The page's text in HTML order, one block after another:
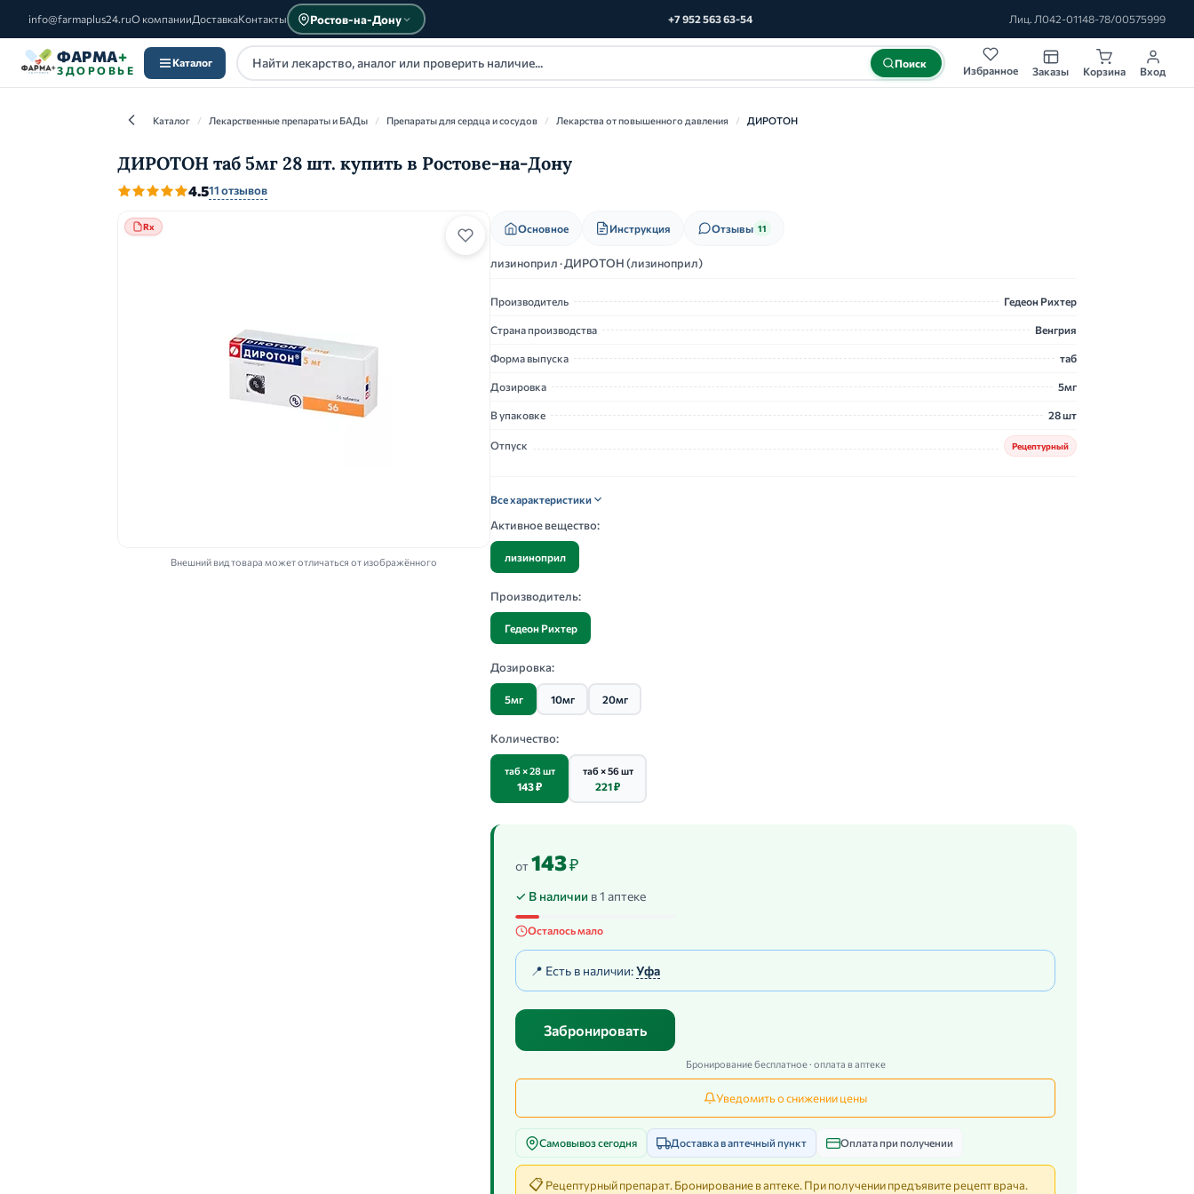
info@farmaplus24.ruО компанииДоставкаКонтакты Ростов-на-Дону +7 952 563 63-54 Лиц. Л042-01148-78/00575999
ФАРМА+
ЗДОРОВЬЕ
Каталог Поиск
Избранное Заказы Корзина Вход
Каталог / Лекарственные препараты и БАДы / Препараты для сердца и сосудов / Лекарства от повышенного давления / ДИРОТОН
ДИРОТОН таб 5мг 28 шт. купить в Ростове-на-Дону
4.511 отзывов
Rx
Внешний вид товара может отличаться от изображённого
Основное Инструкция Отзывы 11
лизиноприл · ДИРОТОН (лизиноприл)
Производитель Гедеон Рихтер
Страна производства Венгрия
Форма выпуска таб
Дозировка 5мг
В упаковке 28 шт
Отпуск Рецептурный
Все характеристики
Активное вещество:
лизиноприл
Производитель:
Гедеон Рихтер
Дозировка:
5мг 10мг 20мг
Количество:
таб × 28 шт
143 ₽
таб × 56 шт
221 ₽
от143₽
✓ В наличии в 1 аптеке
Осталось мало
📍 Есть в наличии:Уфа
Забронировать
Бронирование бесплатное · оплата в аптеке
Уведомить о снижении цены
Самовывоз сегодня Доставка в аптечный пункт Оплата при получении
📋Рецептурный препарат. Бронирование в аптеке. При получении предъявите рецепт врача.